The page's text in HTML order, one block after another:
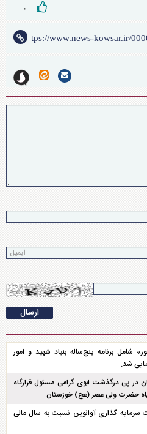
۰
شامل برنامه پنج‌ساله بنیاد شهید و امور
در پی درگذشت ابوی گرامی مسئول قرارگاه
حضرت ولی عصر (عج) خوزستان
سرمایه گذاری آوانوین نسبت به سال مالی